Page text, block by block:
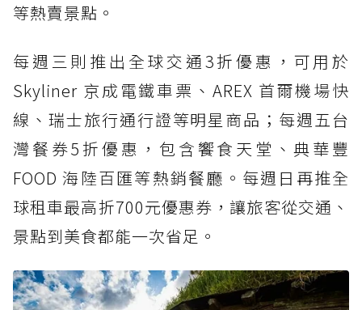
等熱賣景點。
每週三則推出全球交通3折優惠，可用於
Skyliner 京成電鐵車票、AREX 首爾機場快
線、瑞士旅行通行證等明星商品；每週五台
灣餐券5折優惠，包含饗食天堂、典華豐
FOOD 海陸百匯等熱銷餐廳。每週日再推全
球租車最高折700元優惠券，讓旅客從交通、
景點到美食都能一次省足。